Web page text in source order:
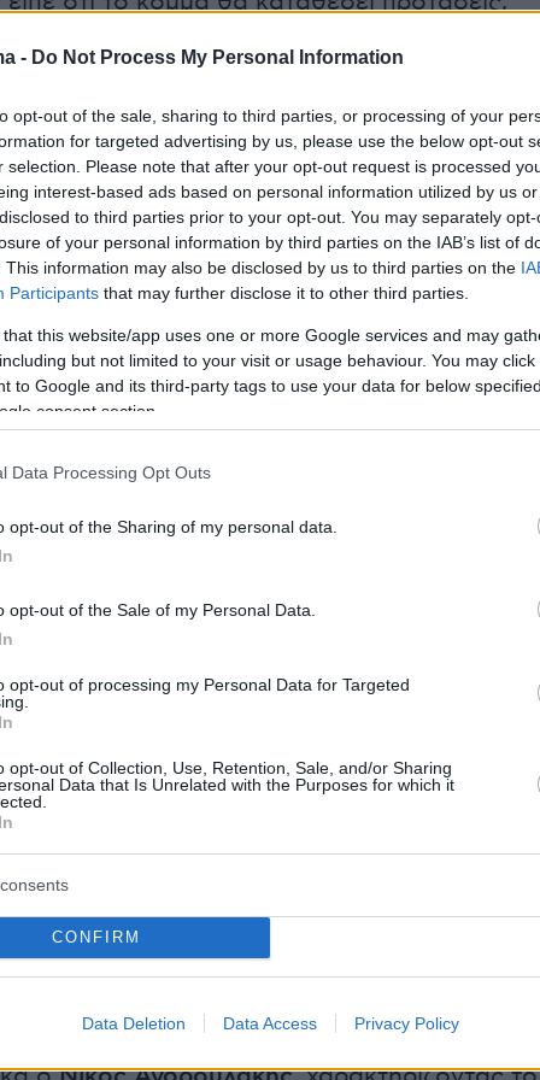
- Do Not Process My Personal Information
opt-out of the sale, sharing to third parties, or processing of your
for targeted advertising by us, please use the below opt-out
selection. Please note that after your opt-out request is processed
interest-based ads based on personal information utilized by us
to third parties prior to your opt-out. You may separately
of your personal information by third parties on the IAB’s list of
This information may also be disclosed by us to third parties on the
Participants that may further disclose it to other third parties.
that this website/app uses one or more Google services and may
but not limited to your visit or usage behaviour. You may
to Google and its third-party tags to use your data for below
consent section.
Data Processing Opt Outs
opt-out of the Sharing of my personal data.
opt-out of the Sale of my Personal Data.
opt-out of processing my Personal Data for Targeted
opt-out of Collection, Use, Retention, Sale, and/or Sharing
Data that Is Unrelated with the Purposes for which it
CONFIRM
Data Deletion Data Access Privacy Policy
είπε, προσθέτοντας: «Μπορείτε να
διατάξεις και δεν τις ψηφίζετε. Η ΝΔ μπορεί
διατάξεις σας κι εσείς να μην τις ψηφίσετε».
υπουργό, με αυτόν τον τρόπο το ΠΑΣΟΚ
τη διαδικασία» και «επιχειρείνα
ουσία της ». Επικαλέστηκε και ιστορικό
του 2001, όταν, με εισηγητή τον Ευάγγελο
ΠΑΣΟΚ ψήφισε 83 από τις 89 διατάξεις με
«Και σήμερα μας λέτε ότι δεν θα
εμφανίστηκε απέναντι στον ΣΥΡΙΖΑ. «Εκεί
την απόφαση της Κεντρικής Επιτροπής να
το κόμμα του Αλέξη Τσίπρα.
«αμήχανη και εκτός πραγματικότητας»
Φάμελλου, είπε ότι αποτέλεσε
δεχθεί στη βασιλεία του». «Ο ΣΥΡΙΖΑ δεν
και δεν θα τις ψηφίσει. Λογικό. Δεν
μετακόμισε στον κ. Τσίπρα», είπε.
- Φάμελλος
οι τοποθετήσεις των προέδρων των
θα συμβάλουμε στη διαμόρφωση
των 180 ψήφων σε κανένα άρθρο» είπε